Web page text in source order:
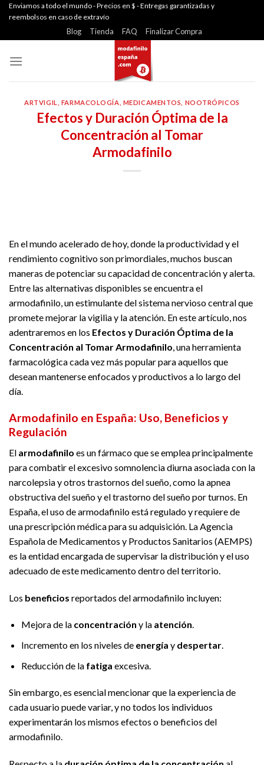
SkipEnviamos a todo el mundo - Precios en $ - Entregas garantizadas y
reembolsos en caso de extravío
Blog Tienda FAQ Finalizar Compra
ARTVIGIL FARMACOLOGÍA MEDICAMENTOS NOOTRÓPICOS
Efectos y Duración Óptima de la
Concentración al Tomar
Armodafinilo
En el mundo acelerado de hoy, donde la productividad y el
rendimiento cognitivo son primordiales, muchos buscan
maneras de potenciar su capacidad de concentración y alerta.
Entre las alternativas disponibles se encuentra el
armodafinilo, un estimulante del sistema nervioso central que
promete mejorar la vigilia y la atención. En este artículo, nos
adentraremos en los Efectos y Duración Óptima de la
Concentración al Tomar Armodafinilo, una herramienta
farmacológica cada vez más popular para aquellos que
desean mantenerse enfocados y productivos a lo largo del
día.
Armodafinilo en España: Uso, Beneficios y
Regulación
El armodafinilo es un fármaco que se emplea principalmente
para combatir el excesivo somnolencia diurna asociada con la
narcolepsia y otros trastornos del sueño, como la apnea
obstructiva del sueño y el trastorno del sueño por turnos. En
España, el uso de armodafinilo está regulado y requiere de
una prescripción médica para su adquisición. La Agencia
Española de Medicamentos y Productos Sanitarios (AEMPS)
es la entidad encargada de supervisar la distribución y el uso
adecuado de este medicamento dentro del territorio.
Los beneficios reportados del armodafinilo incluyen:
Mejora de la concentración y la atención.
Incremento en los niveles de energía y despertar.
Reducción de la fatiga excesiva.
Sin embargo, es esencial mencionar que la experiencia de
cada usuario puede variar, y no todos los individuos
experimentarán los mismos efectos o beneficios del
armodafinilo.